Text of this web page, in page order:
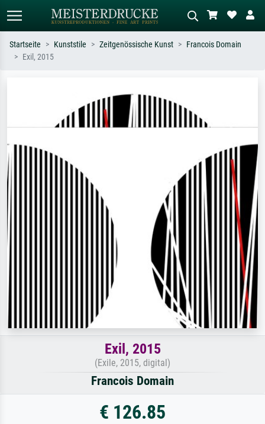
oder Stilen – z.B. Monet,
Sternennacht, Impressionismus, Welle
Hokusai, Akt.
Wiese, Abstrakt mit viel Rot, Dunkles
Ölgemälde, Stehender Akt neben einem
Baum.
Startseite Kunststile Zeitgenössische Kunst
Francois Domain
Exil, 2015
Exil, 2015
(Exile, 2015, digital)
Francois Domain
€ 126.85